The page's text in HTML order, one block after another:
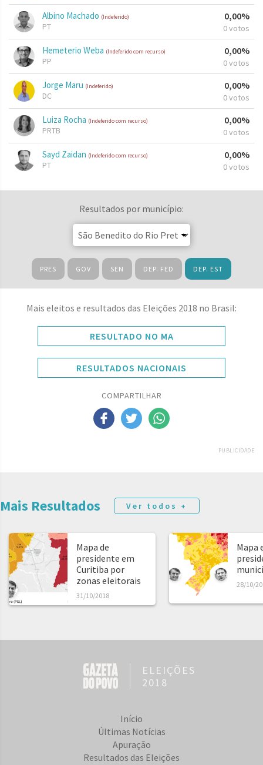
Albino Machado (Indeferido)
PT
0,00%
0 votos
Hemeterio Weba (Indeferido com recurso)
PP
0,00%
0 votos
Jorge Maru (Indeferido)
DC
0,00%
0 votos
Luiza Rocha (Indeferido com recurso)
PRTB
0,00%
0 votos
Sayd Zaidan (Indeferido com recurso)
PT
0,00%
0 votos
Resultados por município:
PRES GOV SEN DEP. FED DEP. EST
Mais eleitos e resultados das Eleições 2018 no Brasil:
RESULTADO NO MA
RESULTADOS NACIONAIS
COMPARTILHAR
PUBLICIDADE
Mais Resultados Ver todos +
Mapa de
presidente em
Curitiba por
zonas eleitorais
31/10/2018
Mapa
28/10/
ELEIÇÕES
2018
Início
Últimas Notícias
Apuração
Resultados das Eleições